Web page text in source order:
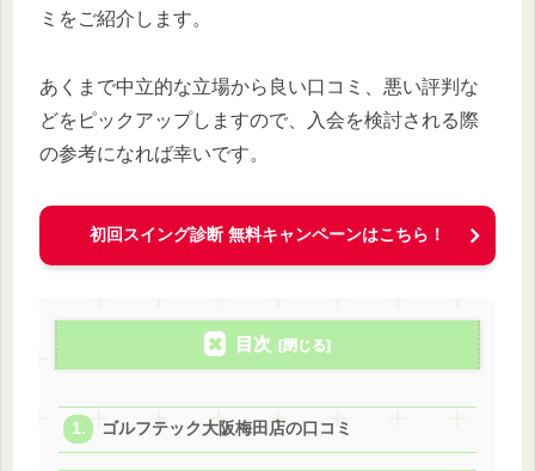
ミをご紹介します。
あくまで中立的な立場から良い口コミ、悪い評判な
どをピックアップしますので、入会を検討される際
の参考になれば幸いです。
初回スイング診断 無料キャンペーンはこちら！
目次
ゴルフテック大阪梅田店の口コミ